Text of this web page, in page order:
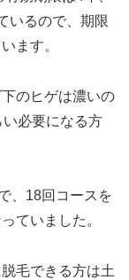
いるので、期限
ます。
のヒゲは濃いの
必要になる方
、18回コースを
ていました。
毛できる方は土